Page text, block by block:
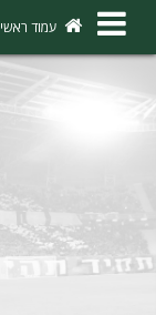
×
ו
עמוד ראשי